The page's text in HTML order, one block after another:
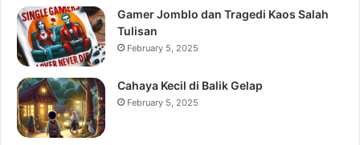
Gamer Jomblo dan Tragedi Kaos Salah
Tulisan
February 5, 2025
Cahaya Kecil di Balik Gelap
February 5, 2025